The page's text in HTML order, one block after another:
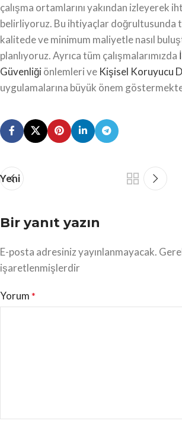
çalışma ortamlarını yakından izleyerek
belirliyoruz. Bu ihtiyaçlar doğrultusunda
kalitede ve minimum maliyetle nasıl
planlıyoruz. Ayrıca tüm çalışmalarımızda
Güvenliğiönlemleri ve Kişisel Koruyucu
uygulamalarına büyük önem
Yeni
Bir yanıt yazın
E-posta adresiniz yayınlanmayacak.
işaretlenmişlerdir
Yorum *